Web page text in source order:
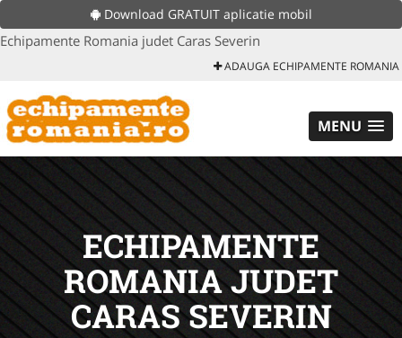
Download GRATUIT aplicatie mobil
Echipamente Romania judet Caras Severin
ADAUGA ECHIPAMENTE ROMANIA
MENU
ECHIPAMENTE
ROMANIA JUDET
CARAS SEVERIN